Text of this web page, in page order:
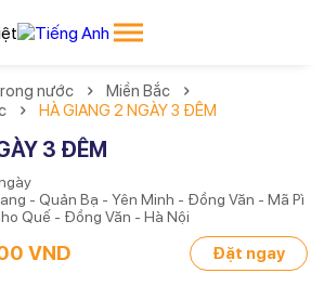
nước
Miền Bắc
HÀ GIANG 2 NGÀY 3 ĐÊM
3 ĐÊM
- Quản Bạ - Yên Minh - Đồng Văn - Mã Pì
Quế - Đồng Văn - Hà Nội
VND Đặt ngay